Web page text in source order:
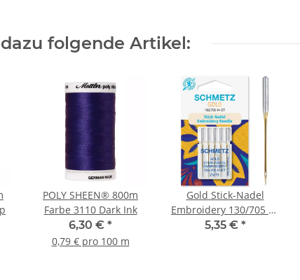
folgende Artikel:
POLY SHEEN® 800m
Farbe 3110 Dark Ink
6,30 € *
0,79 € pro 100 m
Gold Stick-Nadel
Embroidery 130/705 H-
ET SB5 75/11
5,35 € *